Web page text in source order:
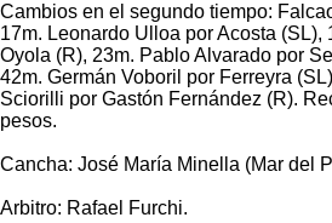
Cambios en el segundo tiempo:
17m. Leonardo Ulloa por Acosta (SL),
Oyola (R), 23m. Pablo Alvarado por
42m. Germán Voboril por Ferreyra
Sciorilli por Gastón Fernández (R).
pesos.
Cancha: José María Minella (Mar del
Arbitro: Rafael Furchi.